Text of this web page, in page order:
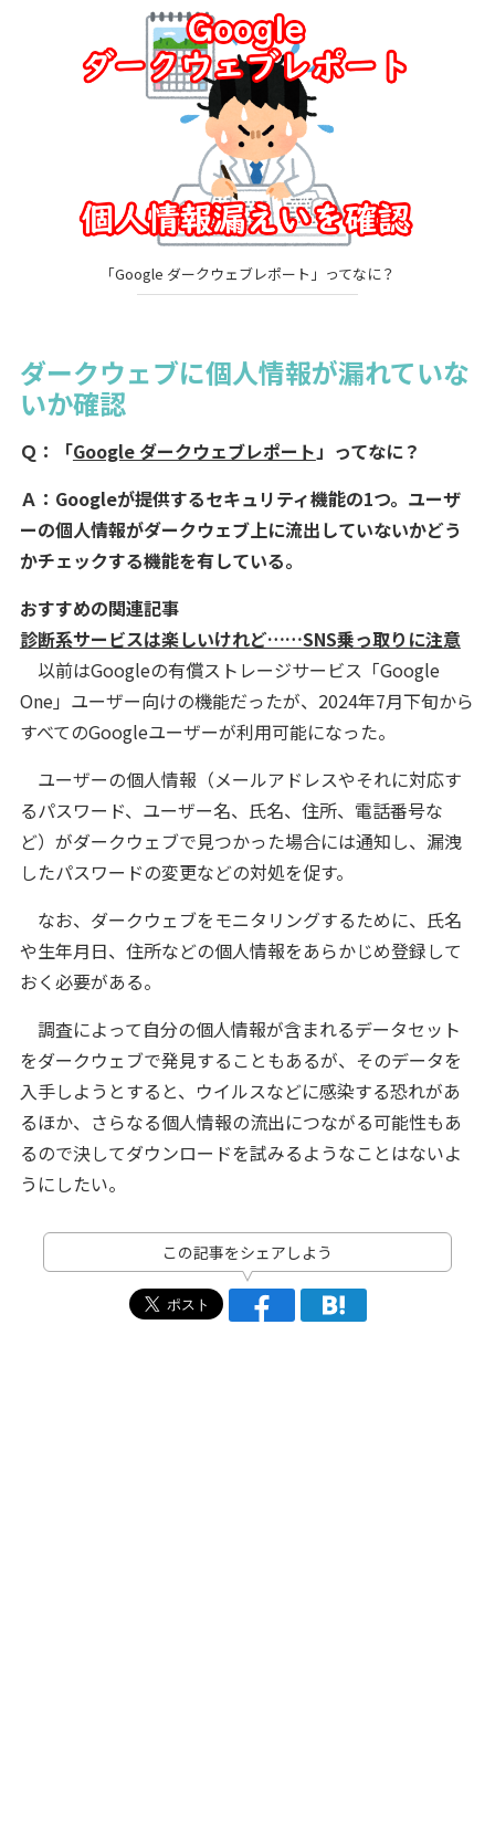
「Google ダークウェブレポート」ってなに？
ダークウェブに個人情報が漏れていな
いか確認
Ｑ：「Google ダークウェブレポート」ってなに？
Ａ：Googleが提供するセキュリティ機能の1つ。ユーザ
ーの個人情報がダークウェブ上に流出していないかどう
かチェックする機能を有している。
おすすめの関連記事
診断系サービスは楽しいけれど……SNS乗っ取りに注意
以前はGoogleの有償ストレージサービス「Google
One」ユーザー向けの機能だったが、2024年7月下旬から
すべてのGoogleユーザーが利用可能になった。
ユーザーの個人情報（メールアドレスやそれに対応す
るパスワード、ユーザー名、氏名、住所、電話番号な
ど）がダークウェブで見つかった場合には通知し、漏洩
したパスワードの変更などの対処を促す。
なお、ダークウェブをモニタリングするために、氏名
や生年月日、住所などの個人情報をあらかじめ登録して
おく必要がある。
調査によって自分の個人情報が含まれるデータセット
をダークウェブで発見することもあるが、そのデータを
入手しようとすると、ウイルスなどに感染する恐れがあ
るほか、さらなる個人情報の流出につながる可能性もあ
るので決してダウンロードを試みるようなことはないよ
うにしたい。
この記事をシェアしよう